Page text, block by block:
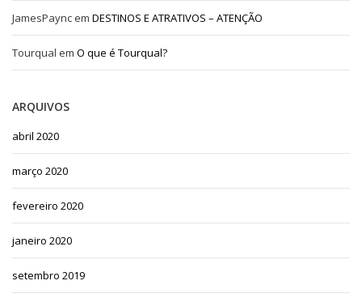
JamesPaync em DESTINOS E ATRATIVOS – ATENÇÃO
Tourqual em O que é Tourqual?
ARQUIVOS
abril 2020
março 2020
fevereiro 2020
janeiro 2020
setembro 2019